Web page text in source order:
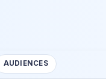
AUDIENCES